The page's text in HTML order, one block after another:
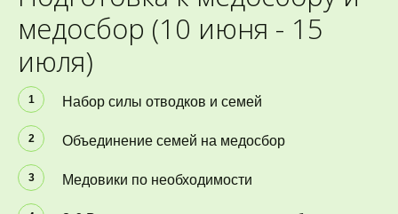
медосбор (10 июня - 15
июля)
Набор силы отводков и семей
Объединение семей на медосбор
Медовики по необходимости